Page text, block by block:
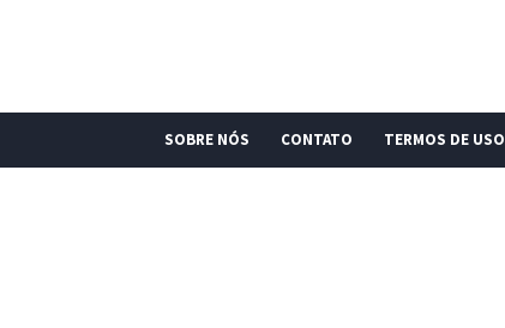
SOBRE NÓS CONTATO TERMOS DE USO